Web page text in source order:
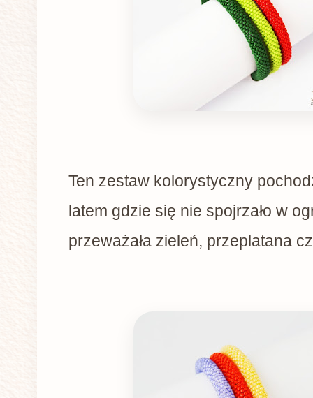
Ten zestaw kolorystyczny
latem gdzie się nie spojrzało w
przeważała zieleń, przeplatana